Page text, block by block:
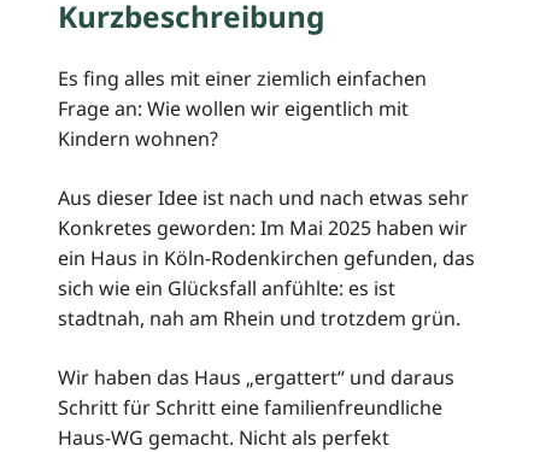
Kurzbeschreibung
Es fing alles mit einer ziemlich einfachen
Frage an: Wie wollen wir eigentlich mit
Kindern wohnen?
Aus dieser Idee ist nach und nach etwas sehr
Konkretes geworden: Im Mai 2025 haben wir
ein Haus in Köln-Rodenkirchen gefunden, das
sich wie ein Glücksfall anfühlte: es ist
stadtnah, nah am Rhein und trotzdem grün.
Wir haben das Haus „ergattert“ und daraus
Schritt für Schritt eine familienfreundliche
Haus-WG gemacht. Nicht als perfekt